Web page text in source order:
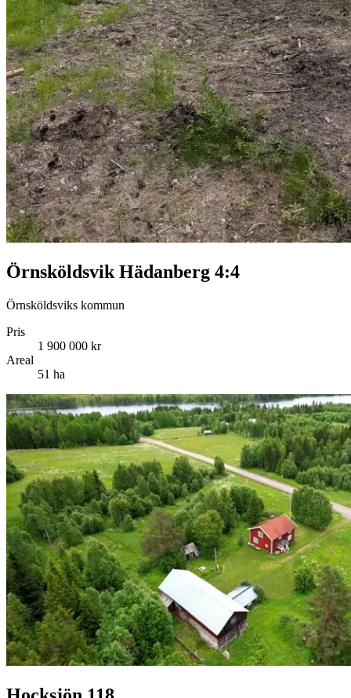
Örnsköldsvik Hädanberg 4:4
Örnsköldsviks kommun
Pris
1 900 000 kr
Areal
51 ha